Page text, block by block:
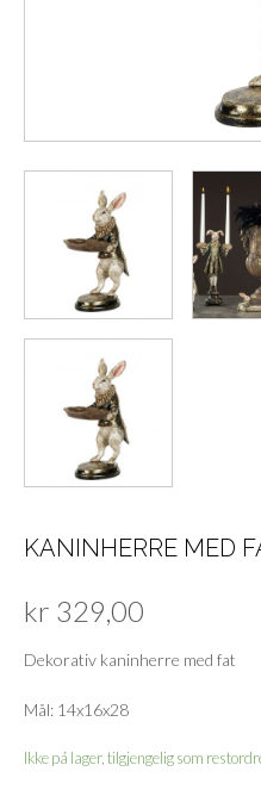
KANINHERRE MED
kr 329,00
Dekorativ kaninherre med fat
Mål: 14x16x28
Ikke på lager, tilgjengelig som